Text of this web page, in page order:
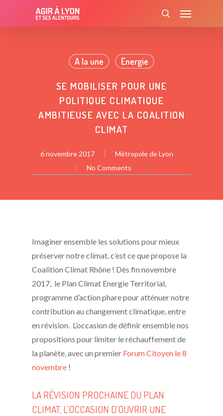
Menu
A la une Energie
SE MOBILISER POUR UNE
POLITIQUE CLIMATIQUE
AMBITIEUSE AVEC LA COALITION
CLIMAT
6 novembre 2017
Métropole de Lyon
No Comments
>
Imaginer ensemble les solutions pour mieux
préserver notre climat, c’est ce que propose la
Coalition Climat Rhône ! Dès fin novembre
2017, le Plan Climat Energie Territorial,
programme d’action phare pour atténuer notre
contribution au changement climatique, entre
en révision. L’occasion de définir ensemble nos
propositions pour limiter le réchauffement de
la planète, avec un premier Forum Citoyen le 8
novembre !
LA RÉVISION PROCHAINE DU PLAN
CLIMAT, L’OCCASION D’OUVRIR UNE